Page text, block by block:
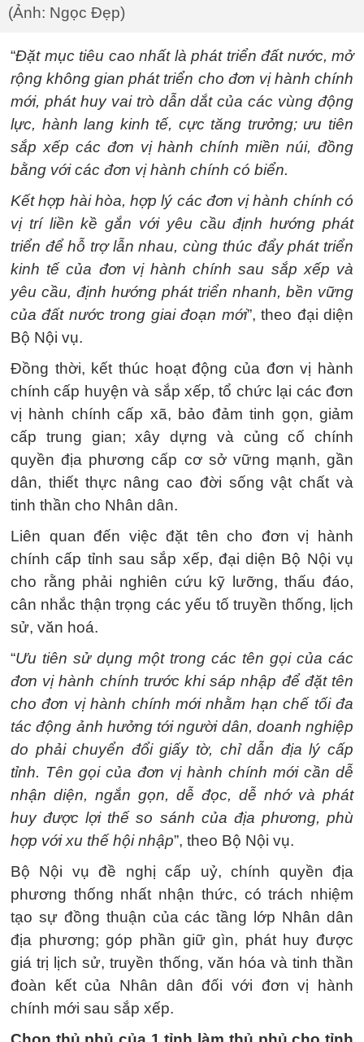
(Ảnh: Ngọc Đẹp)
“Đặt mục tiêu cao nhất là phát triển đất nước, mở
rộng không gian phát triển cho đơn vị hành chính
mới, phát huy vai trò dẫn dắt của các vùng động
lực, hành lang kinh tế, cực tăng trưởng; ưu tiên
sắp xếp các đơn vị hành chính miền núi, đồng
bằng với các đơn vị hành chính có biển.
Kết hợp hài hòa, hợp lý các đơn vị hành chính có
vị trí liền kề gắn với yêu cầu định hướng phát
triển để hỗ trợ lẫn nhau, cùng thúc đẩy phát triển
kinh tế của đơn vị hành chính sau sắp xếp và
yêu cầu, định hướng phát triển nhanh, bền vững
của đất nước trong giai đoạn mới”, theo đại diện
Bộ Nội vụ.
Đồng thời, kết thúc hoạt động của đơn vị hành
chính cấp huyện và sắp xếp, tổ chức lại các đơn
vị hành chính cấp xã, bảo đảm tinh gọn, giảm
cấp trung gian; xây dựng và củng cố chính
quyền địa phương cấp cơ sở vững mạnh, gần
dân, thiết thực nâng cao đời sống vật chất và
tinh thần cho Nhân dân.
Liên quan đến việc đặt tên cho đơn vị hành
chính cấp tỉnh sau sắp xếp, đại diện Bộ Nội vụ
cho rằng phải nghiên cứu kỹ lưỡng, thấu đáo,
cân nhắc thận trọng các yếu tố truyền thống, lịch
sử, văn hoá.
“Ưu tiên sử dụng một trong các tên gọi của các
đơn vị hành chính trước khi sáp nhập để đặt tên
cho đơn vị hành chính mới nhằm hạn chế tối đa
tác động ảnh hưởng tới người dân, doanh nghiệp
do phải chuyển đổi giấy tờ, chỉ dẫn địa lý cấp
tỉnh. Tên gọi của đơn vị hành chính mới cần dễ
nhận diện, ngắn gọn, dễ đọc, dễ nhớ và phát
huy được lợi thế so sánh của địa phương, phù
hợp với xu thế hội nhập”, theo Bộ Nội vụ.
Bộ Nội vụ đề nghị cấp uỷ, chính quyền địa
phương thống nhất nhận thức, có trách nhiệm
tạo sự đồng thuận của các tầng lớp Nhân dân
địa phương; góp phần giữ gìn, phát huy được
giá trị lịch sử, truyền thống, văn hóa và tinh thần
đoàn kết của Nhân dân đối với đơn vị hành
chính mới sau sắp xếp.